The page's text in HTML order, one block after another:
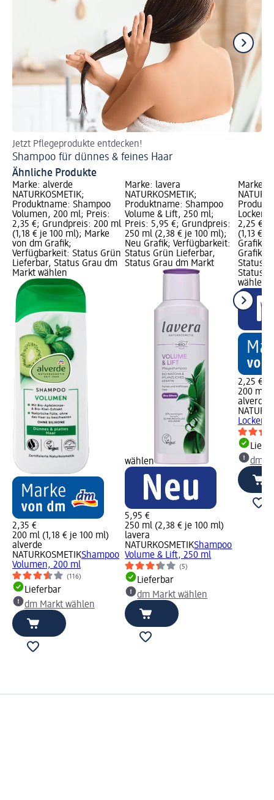
Jetzt Pflegeprodukte entdecken!
Shampoo für dünnes & feines Haar
Ähnliche Produkte
Marke: alverde
NATURKOSMETIK;
Produktname: Shampoo
Volumen, 200 ml; Preis:
2,35 €; Grundpreis: 200 ml
(1,18 € je 100 ml); Marke
von dm Grafik;
Verfügbarkeit: Status Grün
Lieferbar, Status Grau dm
Markt wählen
2,35 €
200 ml (1,18 € je 100 ml)
alverde
NATURKOSMETIKShampoo
Volumen, 200 ml
(116)
Lieferbar
dm Markt wählen
Marke: lavera
NATURKOSMETIK;
Produktname: Shampoo
Volume & Lift, 250 ml;
Preis: 5,95 €; Grundpreis:
250 ml (2,38 € je 100 ml);
Neu Grafik; Verfügbarkeit:
Status Grün Lieferbar,
Status Grau dm Markt
wählen
5,95 €
250 ml (2,38 € je 100 ml)
lavera
NATURKOSMETIKShampoo
Volume & Lift, 250 ml
(5)
Lieferbar
dm Markt wählen
Marke:
Locken,
2,25 €;
(1,13 €
Grafik,
Grafik;
Status
Status
wählen
2,25 €
200 ml
alverde
Locken,
dm